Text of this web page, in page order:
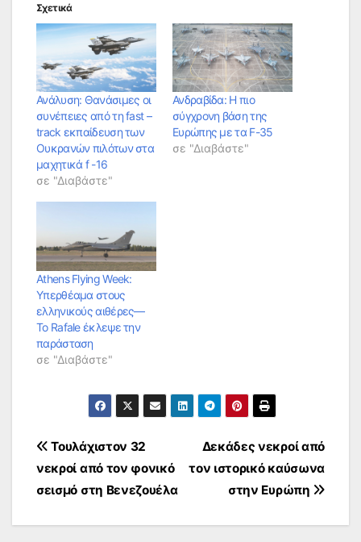
Σχετικά
Ανάλυση: Θανάσιμες οι
συνέπειες από τη fast –
track εκπαίδευση των
Ουκρανών πιλότων στα
μαχητικά f -16
σε "Διαβάστε"
Ανδραβίδα: Η πιο
σύγχρονη βάση της
Ευρώπης με τα F-35
σε "Διαβάστε"
Athens Flying Week:
Υπερθέαμα στους
ελληνικούς αιθέρες—
Το Rafale έκλεψε την
παράσταση
σε "Διαβάστε"
Πλοήγηση
άρθρων
Δεκάδες νεκροί από
τον ιστορικό καύσωνα
στην Ευρώπη
Τουλάχιστον 32
νεκροί από τον φονικό
σεισμό στη Βενεζουέλα